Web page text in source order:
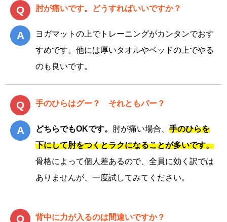
肘が痛いです。どうすればいいですか？
ヨガマットの上でトレーニングがカンタンでおす
すめです。他には厚いタオルやベッドの上でやる
のも良いです。
手のひらはグー？ それともパー？
どちらでもOKです。 肘が痛い場合、 手のひらを
下にして肘をつくとラクになることが多いです。
骨格によって個人差あるので、全員に効く訳では
ありませんが、一度試してみてください。
背中に力が入るのは間違いですか？